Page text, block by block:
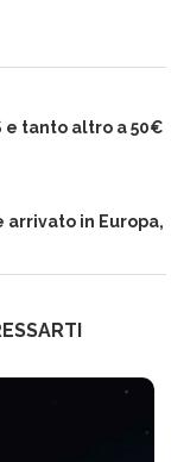
e tanto altro a 50€
arrivato in Europa,